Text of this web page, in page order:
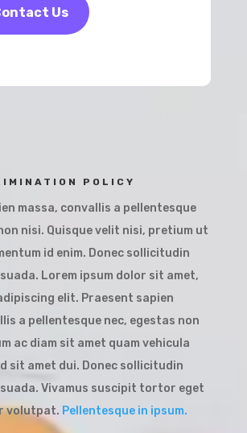
Us
POLICY
massa, convallis a pellentesque
nisi. Quisque velit nisi, pretium ut
id enim. Donec sollicitudin
Lorem ipsum dolor sit amet,
elit. Praesent sapien
a pellentesque nec, egestas non
ac diam sit amet quam vehicula
sit amet dui. Donec sollicitudin
Vivamus suscipit tortor eget
volutpat. Pellentesque in ipsum.